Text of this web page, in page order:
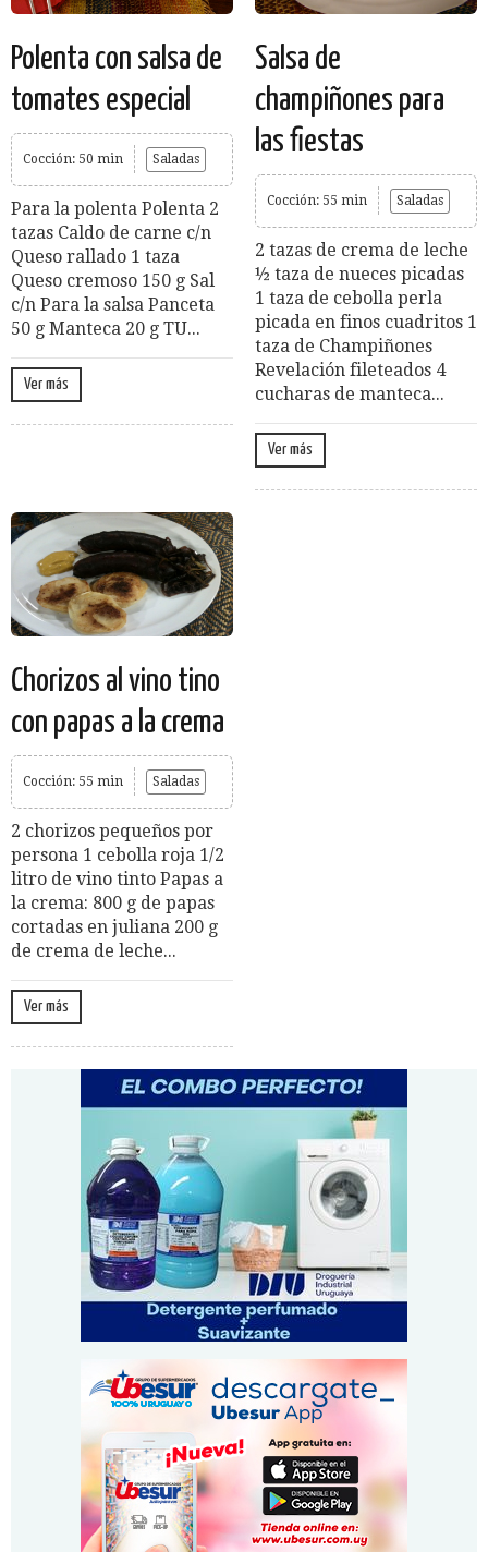
Polenta con salsa de
tomates especial
Cocción: 50 min Saladas
Para la polenta Polenta 2
tazas Caldo de carne c/n
Queso rallado 1 taza
Queso cremoso 150 g Sal
c/n Para la salsa Panceta
50 g Manteca 20 g TU...
Ver más
Salsa de
champiñones para
las fiestas
Cocción: 55 min Saladas
2 tazas de crema de leche
½ taza de nueces picadas
1 taza de cebolla perla
picada en finos cuadritos 1
taza de Champiñones
Revelación fileteados 4
cucharas de manteca...
Ver más
Chorizos al vino tino
con papas a la crema
Cocción: 55 min Saladas
2 chorizos pequeños por
persona 1 cebolla roja 1/2
litro de vino tinto Papas a
la crema: 800 g de papas
cortadas en juliana 200 g
de crema de leche...
Ver más